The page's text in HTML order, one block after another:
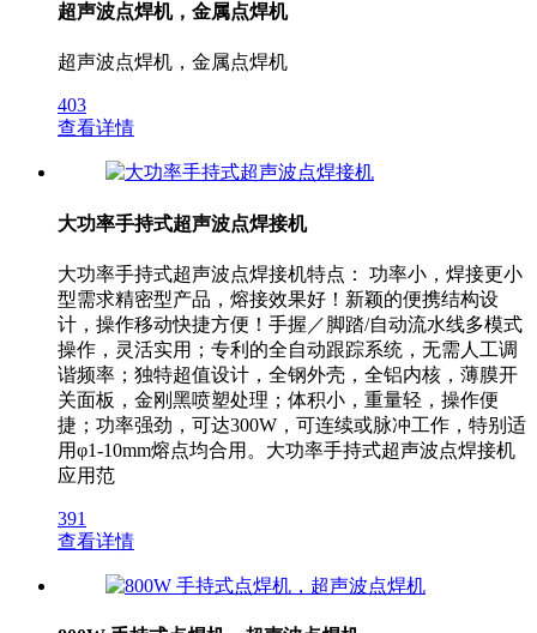
超声波点焊机，金属点焊机
超声波点焊机，金属点焊机
403
查看详情
大功率手持式超声波点焊接机
大功率手持式超声波点焊接机特点： 功率小，焊接更小
型需求精密型产品，熔接效果好！新颖的便携结构设
计，操作移动快捷方便！手握／脚踏/自动流水线多模式
操作，灵活实用；专利的全自动跟踪系统，无需人工调
谐频率；独特超值设计，全钢外壳，全铝内核，薄膜开
关面板，金刚黑喷塑处理；体积小，重量轻，操作便
捷；功率强劲，可达300W，可连续或脉冲工作，特别适
用φ1-10mm熔点均合用。大功率手持式超声波点焊接机
应用范
391
查看详情